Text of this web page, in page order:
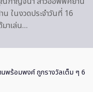
ในงวดประจำวันที่ 16
าเล่น…
พร้อมพงศ์ ถูกรางวัลเต็ม ๆ 6